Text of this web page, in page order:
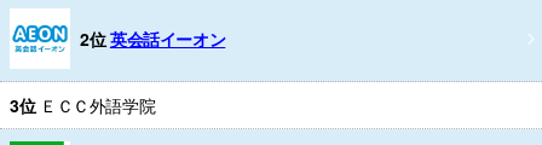
2位英会話イーオン
3位 ＥＣＣ外語学院